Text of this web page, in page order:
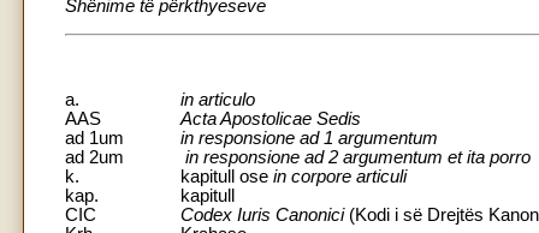
Shënime të përkthyeseve
a.
in articulo
AAS
Acta Apostolicae Sedis
ad 1um
in responsione ad 1 argumentum
ad 2um
in responsione ad 2 argumentum et ita porro
k.
kapitull ose in corpore articuli
kap.
kapitull
CIC
Codex Iuris Canonici (Kodi i së Drejtës